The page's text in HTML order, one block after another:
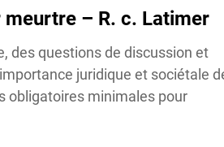
– R. c. Latimer
des questions de discussion et
juridique et sociétale de
minimales pour
d’OJEN. Nous
pendant que nous
et corrigeons
chose qui ne fonctionne